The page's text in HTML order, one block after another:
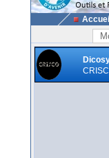
Accueil